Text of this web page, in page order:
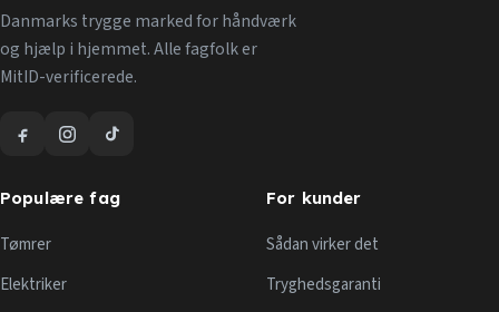
Danmarks trygge marked for håndværk
og hjælp i hjemmet. Alle fagfolk er
MitID-verificerede.
Populære fag
Tømrer
Elektriker
For kunder
Sådan virker det
Tryghedsgaranti